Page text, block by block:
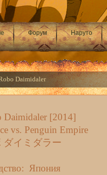
Форум Наруто
Daimidaler
Daimidaler [2014]
vs. Penguin Empire
ダイミダラー
Япония